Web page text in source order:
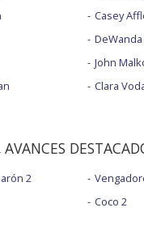
Casey
John
Clara
AVANCES
2
Coco 2